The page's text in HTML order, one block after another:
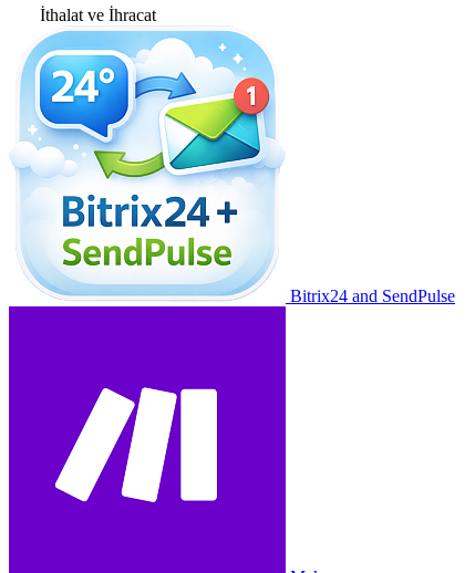
İthalat ve İhracat
Bitrix24 and SendPulse